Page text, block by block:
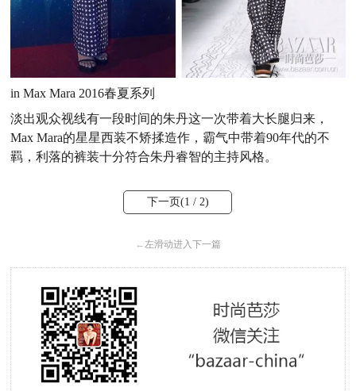
in Max Mara 2016春夏系列
淡出观众视线有一段时间的朱丹这一次带着大长腿归来，
Max Mara的星星西装不矫揉造作，霸气中带着90年代的不
羁，利落的裤装十分符合朱丹睿智的主持风格。
下一页(1 / 2)
←左滑动进入下一篇